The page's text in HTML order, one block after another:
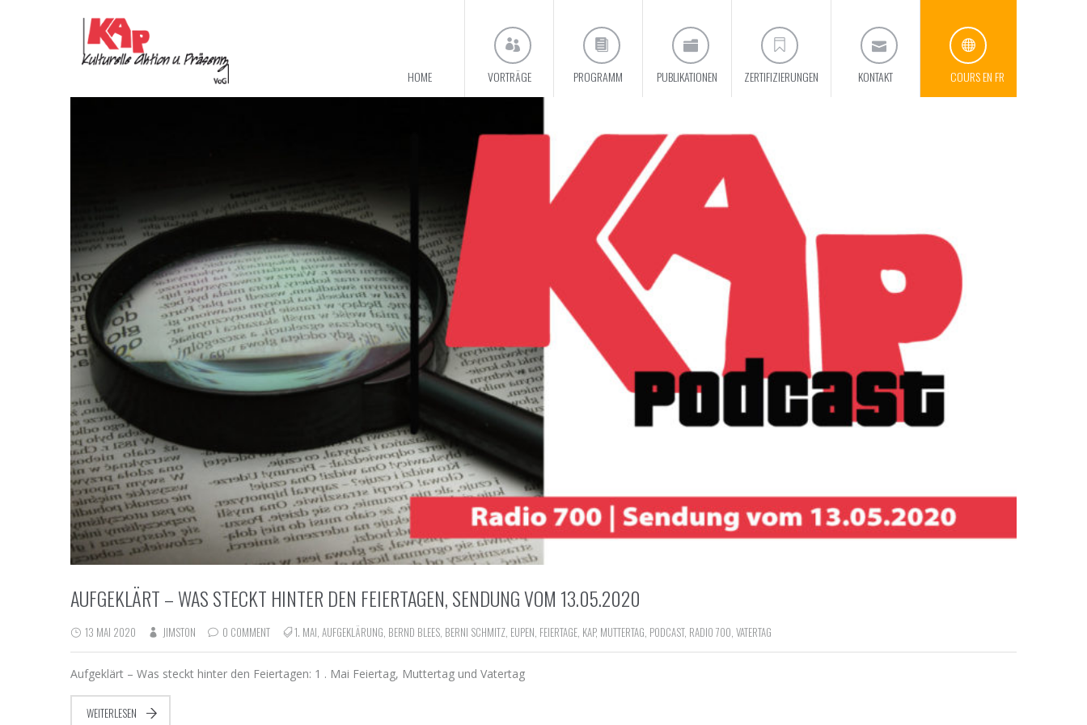
HOME VORTRÄGE PROGRAMM PUBLIKATIONEN ZERTIFIZIERUNGEN KONTAKT COURS EN FR
AUFGEKLÄRT – WAS STECKT HINTER DEN FEIERTAGEN, SENDUNG VOM 13.05.2020
13 MAI 2020 JIMSTON 0 COMMENT 1. MAI, AUFGEKLÄRUNG, BERND BLEES, BERNI SCHMITZ, EUPEN, FEIERTAGE, KAP, MUTTERTAG, PODCAST, RADIO 700, VATERTAG
Aufgeklärt – Was steckt hinter den Feiertagen: 1 . Mai Feiertag, Muttertag und Vatertag
WEITERLESEN